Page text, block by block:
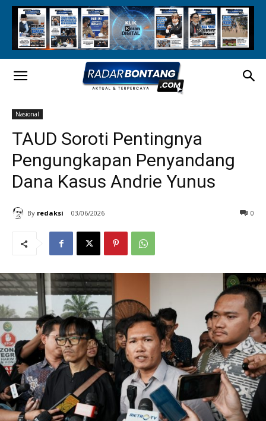
Nasional
TAUD Soroti Pentingnya
Pengungkapan Penyandang
Dana Kasus Andrie Yunus
By redaksi 03/06/2026 0